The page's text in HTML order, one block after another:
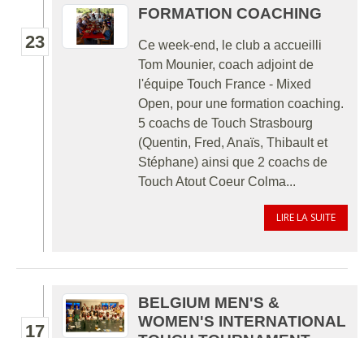
23
FORMATION COACHING
Ce week-end, le club a accueilli
Tom Mounier, coach adjoint de
l'équipe Touch France - Mixed
Open️, pour une formation coaching.
5 coachs de Touch Strasbourg
(Quentin, Fred, Anaïs, Thibault et
Stéphane) ainsi que 2 coachs de
Touch Atout Coeur Colma...
LIRE LA SUITE
17
BELGIUM MEN'S &
WOMEN'S INTERNATIONAL